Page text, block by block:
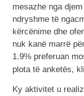
mesazhe nga
ndryshme të
kërcënime dhe
nuk kanë marrë
1.9% preferuan
plota të anketës,
Ky aktivitet u